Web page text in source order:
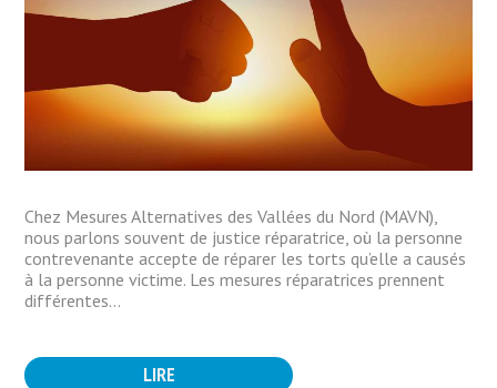
Chez Mesures Alternatives des Vallées du Nord (MAVN),
nous parlons souvent de justice réparatrice, où la personne
contrevenante accepte de réparer les torts qu’elle a causés
à la personne victime. Les mesures réparatrices prennent
différentes...
LIRE